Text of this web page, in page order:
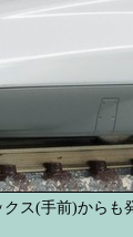
ス(手前)から